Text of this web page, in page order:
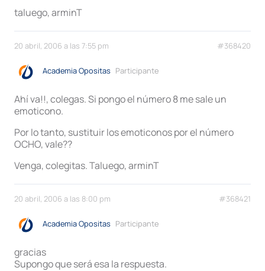
taluego, arminT
20 abril, 2006 a las 7:55 pm #368420
Academia Opositas Participante
Ahí va!!, colegas. Si pongo el número 8 me sale un
emoticono.
Por lo tanto, sustituir los emoticonos por el número
OCHO, vale??
Venga, colegitas. Taluego, arminT
20 abril, 2006 a las 8:00 pm #368421
Academia Opositas Participante
gracias
Supongo que será esa la respuesta.